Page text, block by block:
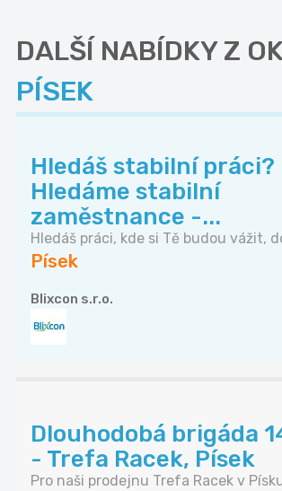
DALŠÍ NABÍDKY Z
PÍSEK
Hledáš stabilní práci?
Hledáme stabilní
zaměstnance -...
Hledáš práci, kde si Tě budou vážit,
Písek
Blixcon s.r.o.
Dlouhodobá brigáda
- Trefa Racek, Písek
Pro naši prodejnu Trefa Racek v